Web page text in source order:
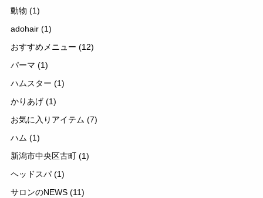
動物 (1)
adohair (1)
おすすめメニュー (12)
パーマ (1)
ハムスター (1)
かりあげ (1)
お気に入りアイテム (7)
ハム (1)
新潟市中央区古町 (1)
ヘッドスパ (1)
サロンのNEWS (11)